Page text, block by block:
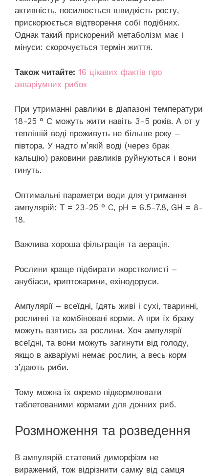
активність, посилюється швидкість росту,
прискорюється відтворення собі подібних.
Однак такий прискорений метаболізм має і
мінуси: скорочується термін життя.
Також читайте: 16 цікавих фактів про
акваріумних рибок
При утриманні равлики в діапазоні температури
18-25 ° С можуть жити навіть 3-5 років. А от у
теплішій воді проживуть не більше року –
півтора. У надто м’якій воді (через брак
кальцію) раковини равликів руйнуються і вони
гинуть.
Оптимальні параметри води для утримання
ампулярій: Т = 23-25 ° C, рН = 6.5-7.8, GH = 8-
18.
Важлива хороша фільтрація та аерація.
Рослини краще підбирати жорстколисті –
анубіаси, криптокарини, ехінодоруси.
Ампулярії – всеїдні, їдять живі і сухі, тваринні,
рослинні та комбіновані корми. А при їх браку
можуть взятись за рослини. Хоч ампулярії
всеїдні, та вони можуть загинути від голоду,
якщо в акваріумі немає рослин, а весь корм
з’дають риби.
Тому можна їх окремо підкормлювати
таблетованими кормами для донних риб.
Розмноження та розведення
В ампулярій статевий диморфізм не
виражений, тож відрізнити самку від самця